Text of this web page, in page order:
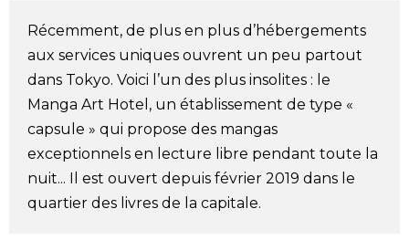
Русский
Politique
Économie
Société
Culture
Récemment, de plus en plus d’hébergements
aux services uniques ouvrent un peu partout
dans Tokyo. Voici l’un des plus insolites : le
Manga Art Hotel, un établissement de type «
capsule » qui propose des mangas
exceptionnels en lecture libre pendant toute la
nuit... Il est ouvert depuis février 2019 dans le
quartier des livres de la capitale.